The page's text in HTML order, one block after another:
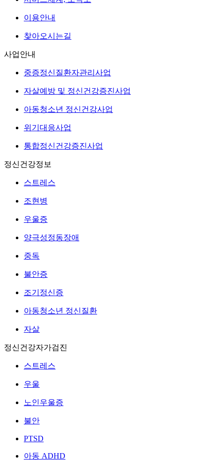
이용안내
찾아오시는길
사업안내
중증정신질환자관리사업
자살예방 및 정신건강증진사업
아동청소년 정신건강사업
위기대응사업
통합정신건강증진사업
정신건강정보
스트레스
조현병
우울증
양극성정동장애
중독
불안증
조기정신증
아동청소년 정신질환
자살
정신건강자가검진
스트레스
우울
노인우울증
불안
PTSD
아동 ADHD